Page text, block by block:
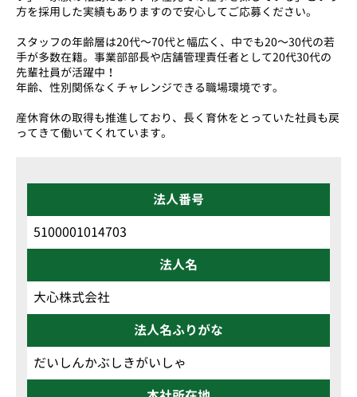
方を採用した実績もありますので安心してご応募ください。
スタッフの年齢層は20代～70代と幅広く、中でも20～30代の若
手が多数在籍。事業部部長や店舗管理責任者として20代30代の
先輩社員が活躍中！
年齢、性別関係なくチャレンジできる職場環境です。
産休育休の取得も推進しており、長く育休をとっていた社員も戻
ってきて働いてくれています。
法人番号
5100001014703
法人名
大心株式会社
法人名ふりがな
だいしんかぶしきがいしゃ